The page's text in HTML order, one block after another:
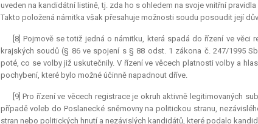
uveden na kandidátní listině, tj. zda ho s ohledem na svoje vnitřní
Takto položená námitka však přesahuje možnosti soudu posoudit její
[8] Pojmově se totiž jedná o námitku, která spadá do řízení ve
krajských soudů (§ 86 ve spojení s § 88 odst. 1 zákona č. 247/1995
poté, co se volby již uskutečnily. V řízení ve věcech platnosti volby a
pochybení, které bylo možné účinně napadnout dříve.
[9] Pro řízení ve věcech registrace je okruh aktivně legitimovaných
případě voleb do Poslanecké sněmovny na politickou stranu,
stran nebo politických hnutí a nezávislých kandidátů, které podalo